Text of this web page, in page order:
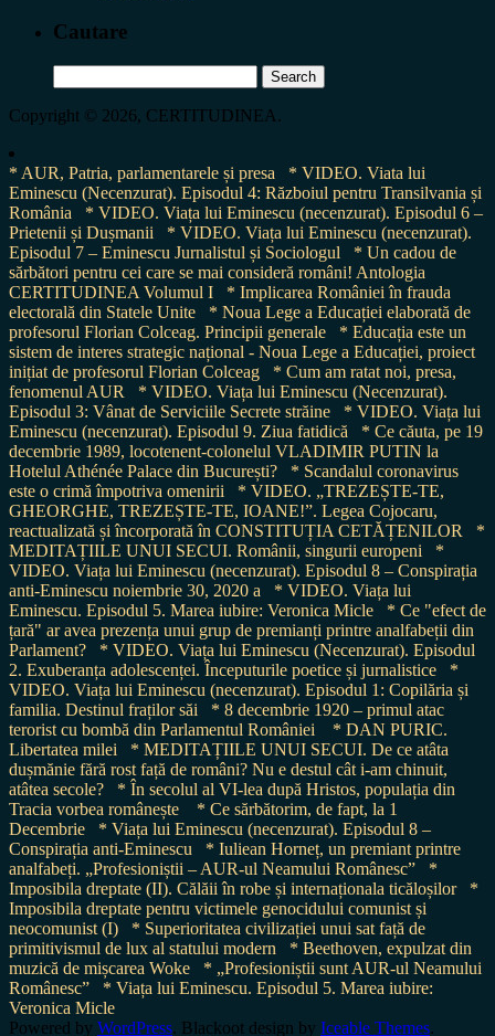
Cautare
for:
Copyright © 2026, CERTITUDINEA.
* AUR, Patria, parlamentarele și presa
* VIDEO. Viata lui
Eminescu (Necenzurat). Episodul 4: Războiul pentru Transilvania și
România
* VIDEO. Viața lui Eminescu (necenzurat). Episodul 6 –
Prietenii și Dușmanii
* VIDEO. Viața lui Eminescu (necenzurat).
Episodul 7 – Eminescu Jurnalistul și Sociologul
* Un cadou de
sărbători pentru cei care se mai consideră români! Antologia
CERTITUDINEA Volumul I
* Implicarea României în frauda
electorală din Statele Unite
* Noua Lege a Educației elaborată de
profesorul Florian Colceag. Principii generale
* Educația este un
sistem de interes strategic național - Noua Lege a Educației, proiect
inițiat de profesorul Florian Colceag
* Cum am ratat noi, presa,
fenomenul AUR
* VIDEO. Viața lui Eminescu (Necenzurat).
Episodul 3: Vânat de Serviciile Secrete străine
* VIDEO. Viața lui
Eminescu (necenzurat). Episodul 9. Ziua fatidică
* Ce căuta, pe 19
decembrie 1989, locotenent-colonelul VLADIMIR PUTIN la
Hotelul Athénée Palace din București?
* Scandalul coronavirus
este o crimă împotriva omenirii
* VIDEO. „TREZEȘTE-TE,
GHEORGHE, TREZEȘTE-TE, IOANE!”. Legea Cojocaru,
reactualizată și încorporată în CONSTITUȚIA CETĂȚENILOR
*
MEDITAȚIILE UNUI SECUI. Românii, singurii europeni
*
VIDEO. Viața lui Eminescu (necenzurat). Episodul 8 – Conspirația
anti-Eminescu noiembrie 30, 2020 a
* VIDEO. Viața lui
Eminescu. Episodul 5. Marea iubire: Veronica Micle
* Ce "efect de
țară" ar avea prezența unui grup de premianți printre analfabeții din
Parlament?
* VIDEO. Viața lui Eminescu (Necenzurat). Episodul
2. Exuberanța adolescenței. Începuturile poetice și jurnalistice
*
VIDEO. Viața lui Eminescu (necenzurat). Episodul 1: Copilăria și
familia. Destinul fraților săi
* 8 decembrie 1920 – primul atac
terorist cu bombă din Parlamentul României
* DAN PURIC.
Libertatea milei
* MEDITAȚIILE UNUI SECUI. De ce atâta
dușmănie fără rost față de români? Nu e destul cât i-am chinuit,
atâtea secole?
* În secolul al VI-lea după Hristos, populația din
Tracia vorbea românește
* Ce sărbătorim, de fapt, la 1
Decembrie
* Viața lui Eminescu (necenzurat). Episodul 8 –
Conspirația anti-Eminescu
* Iuliean Horneț, un premiant printre
analfabeți. „Profesioniștii – AUR-ul Neamului Românesc”
*
Imposibila dreptate (II). Călăii în robe și internaționala ticăloșilor
*
Imposibila dreptate pentru victimele genocidului comunist și
neocomunist (I)
* Superioritatea civilizației unui sat față de
primitivismul de lux al statului modern
* Beethoven, expulzat din
muzică de mișcarea Woke
* „Profesioniștii sunt AUR-ul Neamului
Românesc”
* Viața lui Eminescu. Episodul 5. Marea iubire:
Veronica Micle
Powered by WordPress. Blackoot design by Iceable Themes.